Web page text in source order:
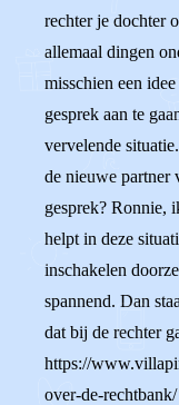
rechter je dochter
allemaal dingen
misschien een
gesprek aan te
vervelende
de nieuwe partner
gesprek? Ronnie,
helpt in deze
inschakelen
spannend. Dan
dat bij de rechter
https://
over-de-